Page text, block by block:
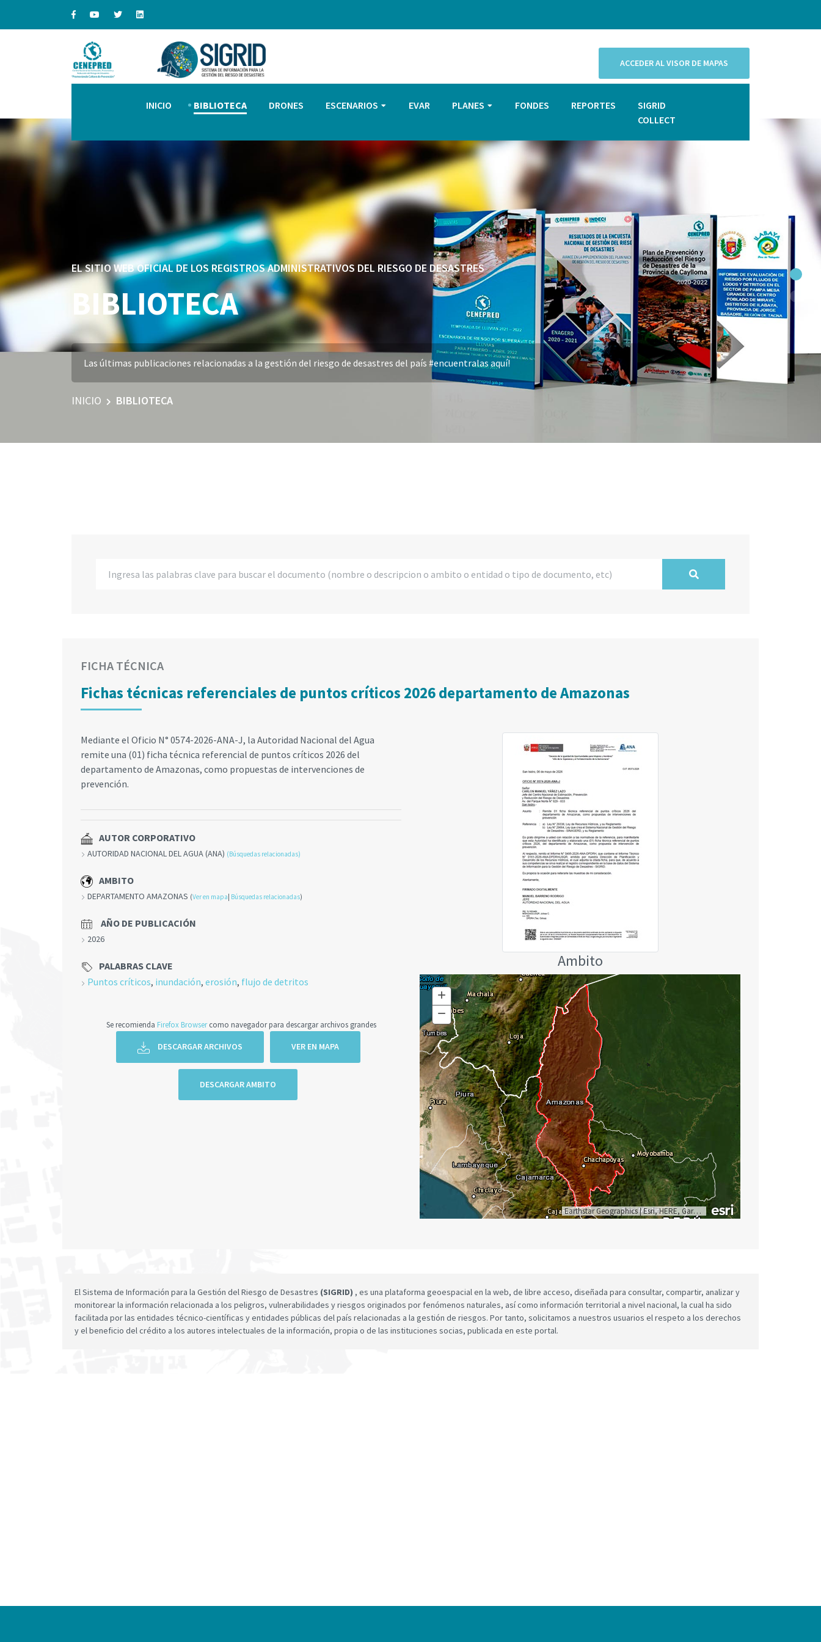
ACCEDER AL VISOR DE MAPAS
INICIO BIBLIOTECA DRONES ESCENARIOS EVAR PLANES FONDES REPORTES
SIGRID
COLLECT
EL SITIO WEB OFICIAL DE LOS REGISTROS ADMINISTRATIVOS DEL RIESGO DE DESASTRES
BIBLIOTECA
Las últimas publicaciones relacionadas a la gestión del riesgo de desastres del país #encuentralas aquí!
INICIO BIBLIOTECA
FICHA TÉCNICA
Fichas técnicas referenciales de puntos críticos 2026 departamento de Amazonas
Mediante el Oficio N° 0574-2026-ANA-J, la Autoridad Nacional del Agua
remite una (01) ficha técnica referencial de puntos críticos 2026 del
departamento de Amazonas, como propuestas de intervenciones de
prevención.
AUTOR CORPORATIVO
AUTORIDAD NACIONAL DEL AGUA (ANA) (Búsquedas relacionadas)
AMBITO
DEPARTAMENTO AMAZONAS (Ver en mapa Búsquedas relacionadas)
AÑO DE PUBLICACIÓN
2026
PALABRAS CLAVE
Puntos críticos, inundación, erosión, flujo de detritos
Se recomienda Firefox Browsercomo navegador para descargar archivos grandes
DESCARGAR ARCHIVOS VER EN MAPA
DESCARGAR AMBITO
Ambito
Earthstar Geographics|Esri, HERE, Garmin
+ Zoom
In
− Zoom
Out
El Sistema de Información para la Gestión del Riesgo de Desastres (SIGRID) , es una plataforma geoespacial en la web, de libre acceso, diseñada para consultar, compartir, analizar y
monitorear la información relacionada a los peligros, vulnerabilidades y riesgos originados por fenómenos naturales, así como información territorial a nivel nacional, la cual ha sido
facilitada por las entidades técnico-científicas y entidades públicas del país relacionadas a la gestión de riesgos. Por tanto, solicitamos a nuestros usuarios el respeto a los derechos
y el beneficio del crédito a los autores intelectuales de la información, propia o de las instituciones socias, publicada en este portal.